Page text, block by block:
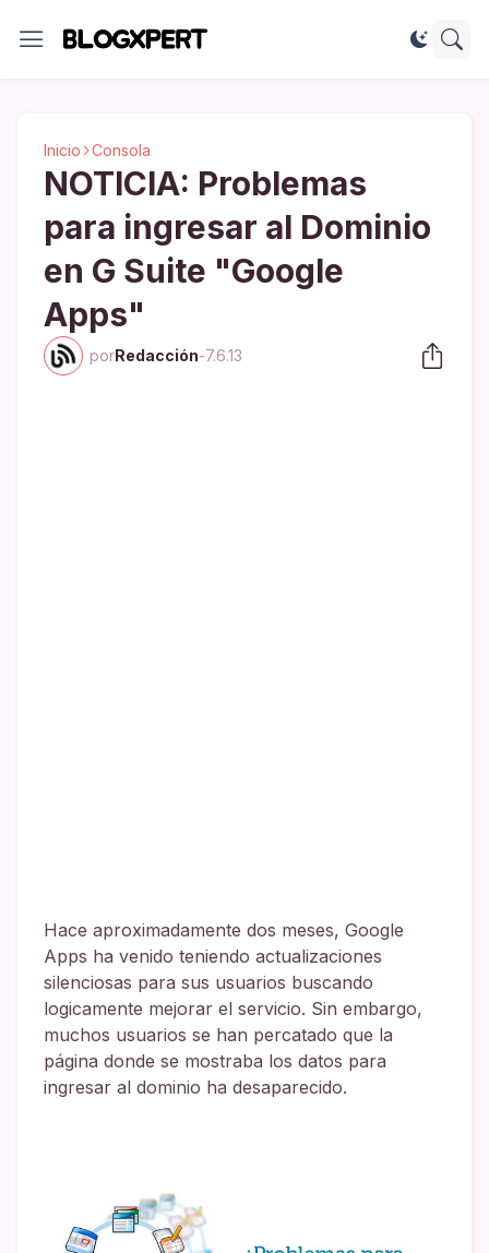
Inicio Consola
NOTICIA: Problemas
para ingresar al Dominio
en G Suite "Google
Apps"
porRedacción-7.6.13
Hace aproximadamente dos meses, Google
Apps ha venido teniendo actualizaciones
silenciosas para sus usuarios buscando
logicamente mejorar el servicio. Sin embargo,
muchos usuarios se han percatado que la
página donde se mostraba los datos para
ingresar al dominio ha desaparecido.